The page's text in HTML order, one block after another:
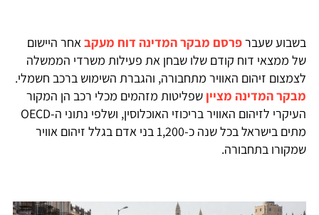
בשבוע שעברפרסם מבקר המדינה דוח מעקב אחר היישום
של ממצאי דוח קודם שלו שבחן את פעילות משרדי הממשלה
לצמצום זיהום האוויר מתחבורה, והגברת השימוש ברכב חשמלי.
מבקר המדינה מציין שפליטות מזהמים מכלי רכב הן המקור
העיקרי לזיהום האוויר בריכוזי האוכלוסין, ושלפי נתוני ה-OECD
מתים בישראל בכל שנה כ-1,200 בני אדם בגלל זיהום אוויר
שמקורו בתחבורה.